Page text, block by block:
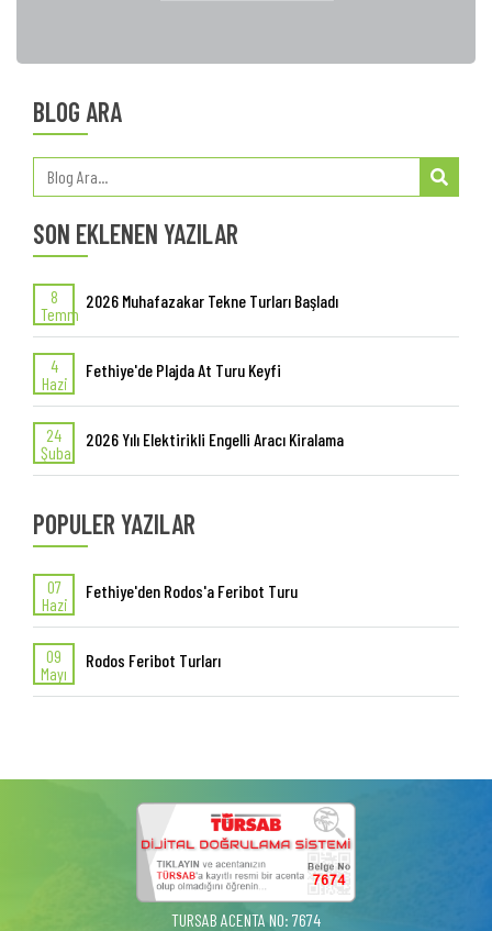
BLOG ARA
SON EKLENEN YAZILAR
8
Temm
2026 Muhafazakar Tekne Turları Başladı
4
Hazi
Fethiye'de Plajda At Turu Keyfi
24
Şuba
2026 Yılı Elektirikli Engelli Aracı Kiralama
POPULER YAZILAR
07
Hazi
Fethiye'den Rodos'a Feribot Turu
09
Mayı
Rodos Feribot Turları
TURSAB ACENTA NO: 7674